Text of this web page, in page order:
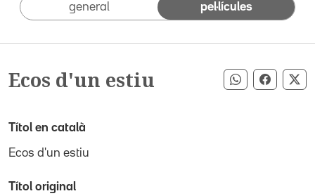
general pel·lícules
Ecos d'un estiu Compartir
Títol en català
Ecos d'un estiu
Títol original